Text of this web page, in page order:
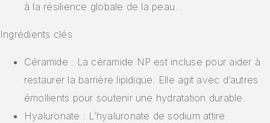
à la résilience globale de la peau.
Ingrédients clés
Céramide : La céramide NP est incluse pour aider à
restaurer la barrière lipidique. Elle agit avec d’autres
émollients pour soutenir une hydratation durable.
Hyaluronate : L’hyaluronate de sodium attire